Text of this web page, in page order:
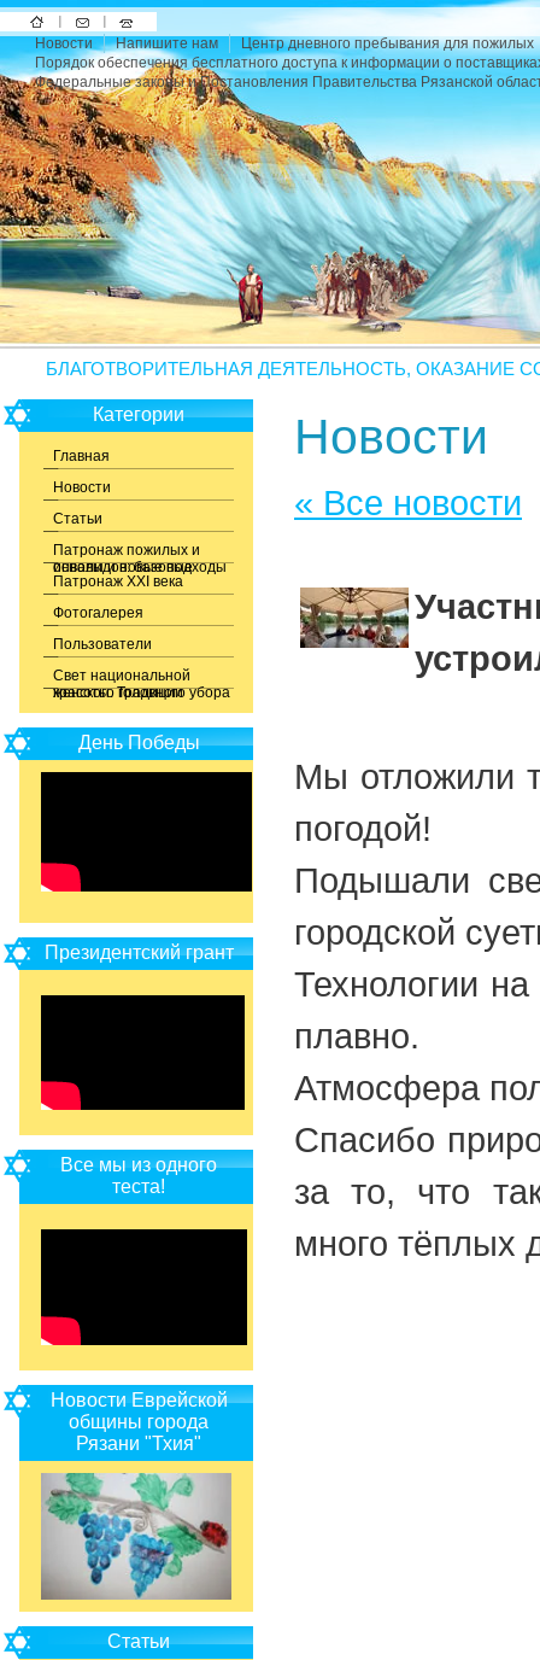
На
главную
Напишите
нам
Карта
сайта
Новости Напишите нам
Центр дневного пребывания для пожилых
Порядок обеспечения бесплатного доступа к информации о
Федеральные законы и Постановления Правительства Рязанской
БЛАГОТВОРИТЕЛЬНАЯ ДЕЯТЕЛЬНОСТЬ, ОКАЗАНИЕ
Категории
Главная
Новости
Статьи
Патронаж пожилых и
Патронаж XXI века
Фотогалерея
Пользователи
Свет национальной
День Победы
Президентский грант
Все мы из одного
теста!
Новости Еврейской
общины города
Рязани "Тхия"
Статьи
Новости
« Все новости
Мы отложили
погодой!
Подышали
городской
Технологии
плавно.
Атмосфера
Спасибо
за то, что
много тёплых